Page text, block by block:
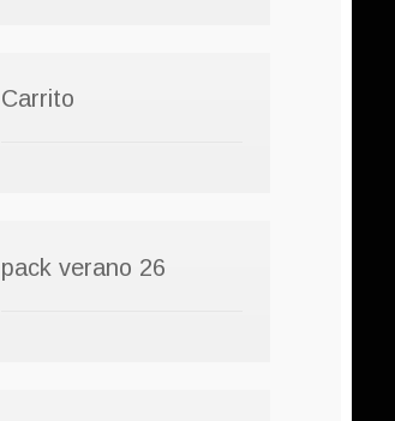
Carrito
pack verano 26